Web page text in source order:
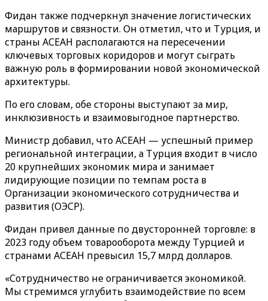
Фидан также подчеркнул значение логистических
маршрутов и связности. Он отметил, что и Турция, и
страны АСЕАН располагаются на пересечении
ключевых торговых коридоров и могут сыграть
важную роль в формировании новой экономической
архитектуры.
По его словам, обе стороны выступают за мир,
инклюзивность и взаимовыгодное партнерство.
Министр добавил, что АСЕАН — успешный пример
региональной интеграции, а Турция входит в число
20 крупнейших экономик мира и занимает
лидирующие позиции по темпам роста в
Организации экономического сотрудничества и
развития (ОЭСР).
Фидан привел данные по двусторонней торговле: в
2023 году объем товарооборота между Турцией и
странами АСЕАН превысил 15,7 млрд долларов.
«Сотрудничество не ограничивается экономикой.
Мы стремимся углубить взаимодействие по всем